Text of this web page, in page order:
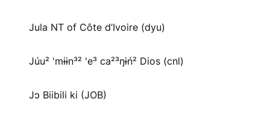
Jula NT of Côte d’Ivoire (dyu)
Júu² 'mɨɨn³² 'e³ ca²³ŋɨń² Dios (cnl)
Jɔ Biibili ki (JOB)